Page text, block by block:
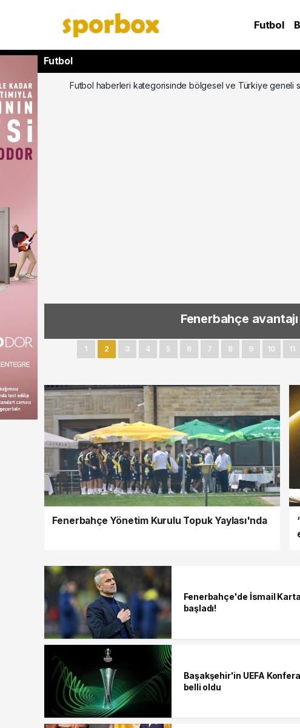
Futbol
Futbol
Futbol haberleri kategorisinde bölgesel ve Türkiye geneli
Salah,
1 2 3 4 5 6 7 8 9 10 11
Fenerbahçe Yönetim Kurulu Topuk Yaylası'nda
Fenerbahçe'de İsmail
başladı!
Başakşehir'in UEFA
belli oldu